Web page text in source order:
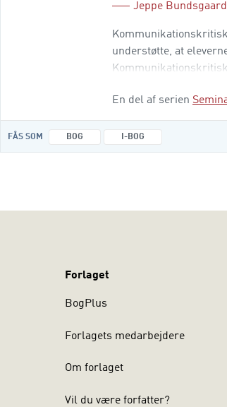
Jeppe Bundsgaard
understøtte, at
En del af serien
FÅS SOM BOG I-BOG
Forlaget
BogPlus
Forlagets medarbejdere
Om forlaget
Vil du være forfatter?